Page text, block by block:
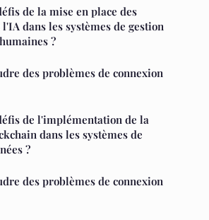
de la mise en place des
dans les systèmes de gestion
?
des problèmes de connexion
de l'implémentation de la
dans les systèmes de
?
des problèmes de connexion